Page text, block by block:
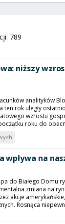
789
niższy
analityków
rok uległy
wzrostu
roku do
wpływa na
do Białego Domu
zmiana na
akcje amerykańskie,
Rosnąca